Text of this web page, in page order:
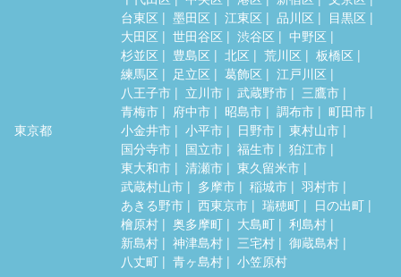
東京都
台東区
墨田区 江東区 品川区
目黒区
大田区
世田谷区 渋谷区
中野区
杉並区
豊島区 北区 荒川区
板橋区
練馬区
足立区 葛飾区
江戸川区
八王子市
立川市 武蔵野市
三鷹市
青梅市
府中市 昭島市 調布市
町田市
小金井市
小平市 日野市
東村山市
国分寺市
国立市 福生市
狛江市
東大和市
清瀬市
東久留米市
武蔵村山市
多摩市 稲城市
羽村市
あきる野市
西東京市 瑞穂町
日の出町
檜原村
奥多摩町 大島町
利島村
新島村
神津島村 三宅村
御蔵島村
八丈町
青ヶ島村 小笠原村